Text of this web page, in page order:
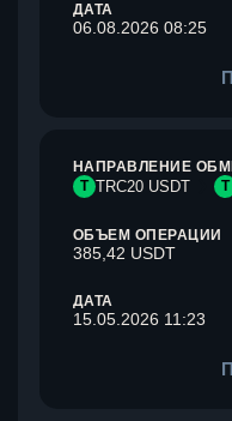
ДАТА
06.08.2026 08:25
НАПРАВЛЕНИЕ
T TRC20 USDT Т
ОБЪЕМ ОПЕРАЦИИ
385,42 USDT
ДАТА
15.05.2026 11:23